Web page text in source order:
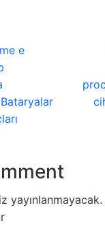
e
yayınlanmayacak.